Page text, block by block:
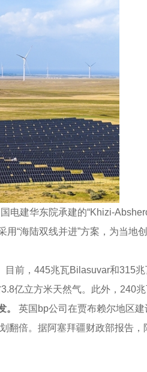
电建华东院承建的“Khizi-
“海陆双线并进”方案，为当地
前，445兆瓦Bilasuvar和315
亿立方米天然气。此外，240
。
英国bp公司在贾布赖尔地区
倍。据阿塞拜疆财政部报告